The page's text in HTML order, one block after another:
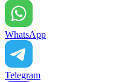
WhatsApp
Telegram